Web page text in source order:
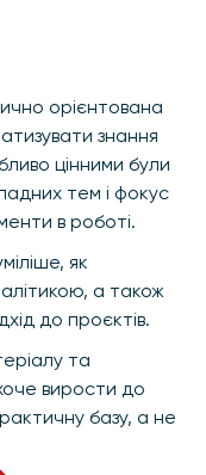
орієнтована
знання
цінними були
тем і фокус
в роботі.
як
а також
до проєктів.
та
вирости до
базу, а не